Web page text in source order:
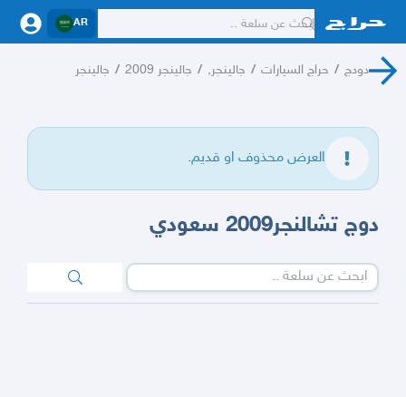
AR
دودج / حراج السيارات / جالينجر, / جالينجر 2009 / جالينجر
العرض محذوف او قديم.
دوج تشالنجر2009 سعودي